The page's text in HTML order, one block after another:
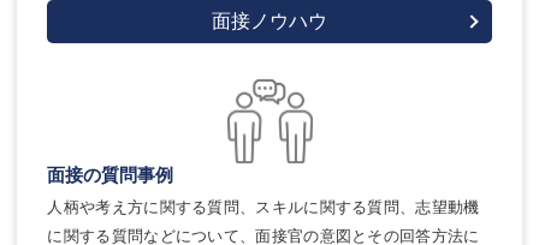
面接ノウハウ
面接の質問事例
人柄や考え方に関する質問、スキルに関する質問、志望動機
に関する質問などについて、面接官の意図とその回答方法に